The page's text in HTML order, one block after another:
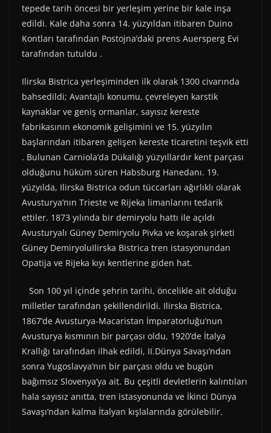
tepede tarih öncesi bir yerleşim yerine bir kale inşa
edildi. Kale daha sonra 14. yüzyıldan itibaren Duino
Kontları tarafından Postojna’daki prens Auersperg Evi
tarafından tutuldu .
Ilirska Bistrica yerleşiminden ilk olarak 1300 civarında
bahsedildi; Avantajlı konumu, çevreleyen karstik
kaynaklar ve geniş ormanlar, sayısız kereste
fabrikasının ekonomik gelişimini ve 15. yüzyılın
başlarından itibaren gelişen kereste ticaretini teşvik etti
. Bulunan Carniola’da Dükalığı yüzyıllardır kent parçası
olduğunu hüküm süren Habsburg Hanedanı. 19.
yüzyılda, Ilirska Bistrica odun tüccarları ağırlıklı olarak
Avusturya’nın Trieste ve Rijeka limanlarını tedarik
ettiler. 1873 yılında bir demiryolu hattı ile açıldı
Avusturyalı Güney Demiryolu Pivka ve koşarak şirketi
Güney DemiryoluIlirska Bistrica tren istasyonundan
Opatija ve Rijeka kıyı kentlerine giden hat.
Son 100 yıl içinde şehrin tarihi, öncelikle ait olduğu
milletler tarafından şekillendirildi. Ilirska Bistrica,
1867’de Avusturya-Macaristan İmparatorluğu’nun
Avusturya kısmının bir parçası oldu, 1920’de İtalya
Krallığı tarafından ilhak edildi, II.Dünya Savaşı’ndan
sonra Yugoslavya’nın bir parçası oldu ve bugün
bağımsız Slovenya’ya ait. Bu çeşitli devletlerin kalıntıları
hala sayısız anıtta, tren istasyonunda ve İkinci Dünya
Savaşı’ndan kalma İtalyan kışlalarında görülebilir.